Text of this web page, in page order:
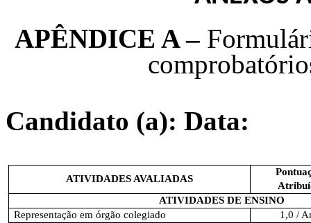
APÊNDICE A –
Candidato (a): Data:
ATIVIDADES AVALIADAS
ATIVIDADES DE ENSINO
Representação em órgão colegiado
1,0 /